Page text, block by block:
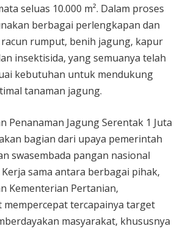
seluas 10.000 m². Dalam proses
berbagai perlengkapan dan
rumput, benih jagung, kapur
insektisida, yang semuanya telah
kebutuhan untuk mendukung
tanaman jagung.
Penanaman Jagung Serentak 1 Juta
bagian dari upaya pemerintah
swasembada pangan nasional
sama antara berbagai pihak,
Kementerian Pertanian,
mempercepat tercapainya target
masyarakat, khususnya